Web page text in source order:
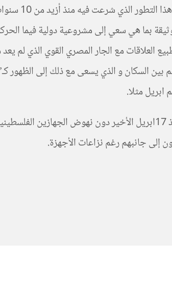
لا تمثل تلك “الوثيقة
بما هي سعي إلى مشروعية دولية فيما
العلاقات مع الجار المصري القوي الذي لم
بين السكان و الذي يسعى مع ذلك إلى
مثلا.
نزاعات قلما تخدم القضية الوطنية، لحظة تواصل إضراب عن الطعام تاريخي يخوضه 1500 سجين سياسي منذ
إلى جانبهم رغم نزاعات الأجهزة.